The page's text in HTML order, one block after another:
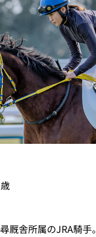
厩舎所属のJRA騎手。